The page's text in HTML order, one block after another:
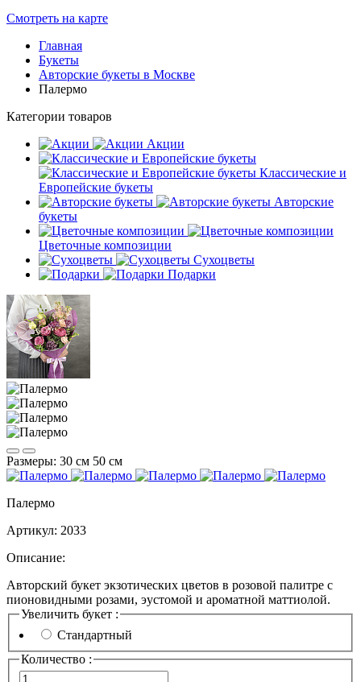
Смотреть на карте
Главная
Букеты
Авторские букеты в Москве
Палермо
Категории товаров
Акции
Классические и
Европейские букеты
Авторские
букеты
Цветочные композиции
Сухоцветы
Подарки
Размеры: 30 см 50 см
Палермо
Артикул: 2033
Описание:
Авторский букет экзотических цветов в розовой палитре с
пионовидными розами, эустомой и ароматной маттиолой.
Увеличить букет :
Стандартный
Количество :